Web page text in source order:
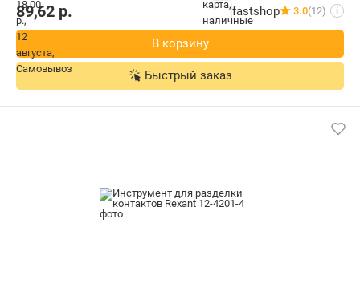
89,62 р. fastshop 3.0(12) i
В корзину
Быстрый заказ